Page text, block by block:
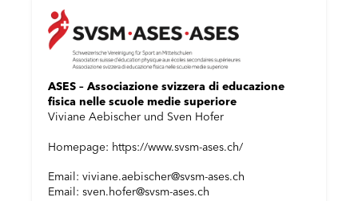
ASES – Associazione svizzera di educazione
fisica nelle scuole medie superiore
Viviane Aebischer und Sven Hofer
Homepage: https://www.svsm-ases.ch/
Email: viviane.aebischer@svsm-ases.ch
Email: sven.hofer@svsm-ases.ch